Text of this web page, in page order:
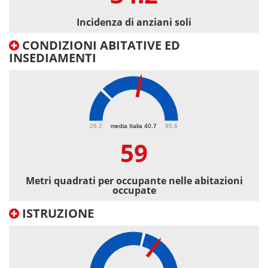
Incidenza di anziani soli
CONDIZIONI ABITATIVE ED
INSEDIAMENTI
media Italia 40.7
26.2 85.6
59
Metri quadrati per occupante nelle abitazioni
occupate
ISTRUZIONE